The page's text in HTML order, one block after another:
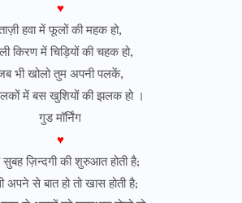
♥
हवा में फूलों की महक हो,
किरण में चिड़ियों की चहक हो,
भी खोलो तुम अपनी पलकें,
में बस खुशियों की झलक हो ।
गुड मॉर्निंग
♥
ज़िन्दगी की शुरुआत होती है;
अपने से बात हो तो खास होती है;